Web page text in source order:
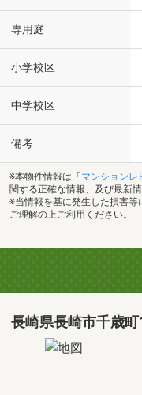
専用庭
小学校区
中学校区
備考
※本物件情報は「 マンションレ
関する正確な情報、及び最新
※当情報を基に発生した損害
ご理解の上ご利用ください。
長崎県長崎市千歳